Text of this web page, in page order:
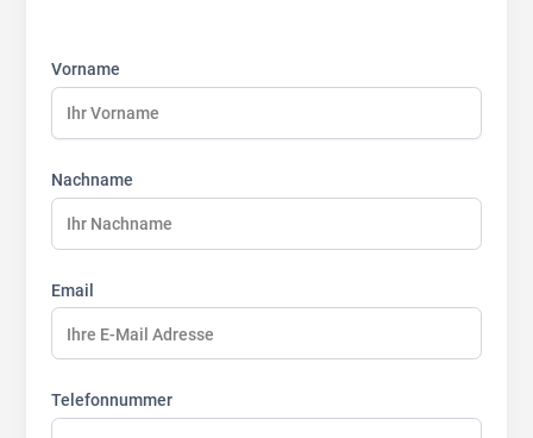
name:
name:
name:
Vorname
Nachname
Email
Telefonnummer